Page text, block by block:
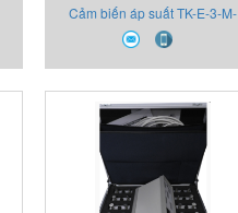
Cảm biến áp suất TK-E-3-M-
B16U-M-V 2130X000X00 Thiết
bị Gefran